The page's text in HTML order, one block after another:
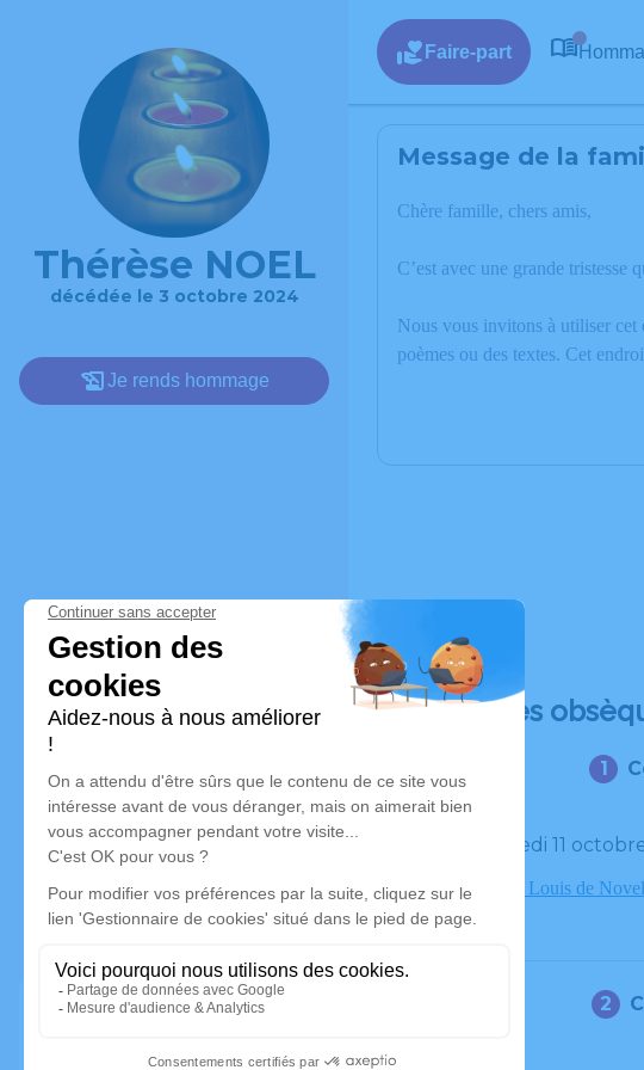
Thérèse NOEL
décédée le 3 octobre 2024
Je rends hommage
Faire-part
Message de la
Chère famille, chers amis,
C’est avec une grande
Nous vous invitons à utiliser cet
poèmes ou des textes. Cet
Déroulé des
Le vendredi 11
Eglise Saint Louis de